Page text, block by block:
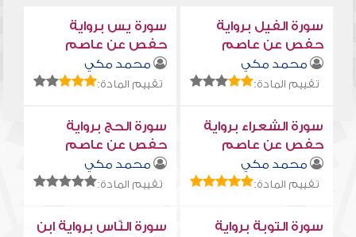
سورة الفيل برواية
حفص عن عاصم
محمد مكي
تقييم المادة:
سورة يس برواية
حفص عن عاصم
محمد مكي
تقييم المادة:
سورة الشعراء برواية
حفص عن عاصم
محمد مكي
تقييم المادة:
سورة الحج برواية
حفص عن عاصم
محمد مكي
تقييم المادة:
سورة التوبة برواية
سورة النّاس برواية ابن